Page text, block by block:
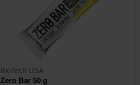
BioTech USA
Zero Bar 50 g